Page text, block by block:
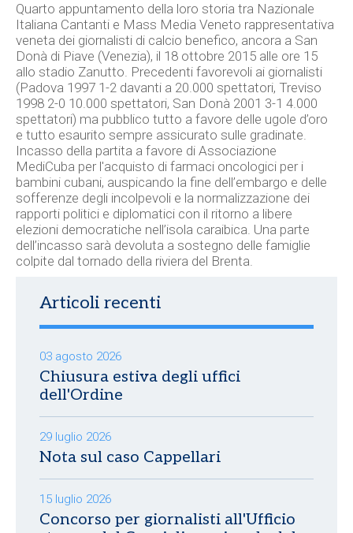
Quarto appuntamento della loro storia tra Nazionale
Italiana Cantanti e Mass Media Veneto rappresentativa
veneta dei giornalisti di calcio benefico, ancora a San
Donà di Piave (Venezia), il 18 ottobre 2015 alle ore 15
allo stadio Zanutto. Precedenti favorevoli ai giornalisti
(Padova 1997 1-2 davanti a 20.000 spettatori, Treviso
1998 2-0 10.000 spettatori, San Donà 2001 3-1 4.000
spettatori) ma pubblico tutto a favore delle ugole d’oro
e tutto esaurito sempre assicurato sulle gradinate.
Incasso della partita a favore di Associazione
MediCuba per l'acquisto di farmaci oncologici per i
bambini cubani, auspicando la fine dell’embargo e delle
sofferenze degli incolpevoli e la normalizzazione dei
rapporti politici e diplomatici con il ritorno a libere
elezioni democratiche nell’isola caraibica. Una parte
dell’incasso sarà devoluta a sostegno delle famiglie
colpite dal tornado della riviera del Brenta.
Articoli recenti
03 agosto 2026
Chiusura estiva degli uffici
dell'Ordine
29 luglio 2026
Nota sul caso Cappellari
15 luglio 2026
Concorso per giornalisti all'Ufficio